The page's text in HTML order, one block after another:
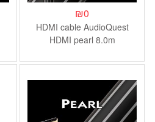
₪0
HDMI cable AudioQuest
HDMI pearl 8.0m